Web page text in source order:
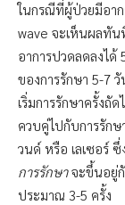
ในกรณีที่ผู้ป่วยมีอาก
wave จะเห็นผลทั
อาการปวดลดลงได้
ของการรักษา 5-7
เริ่มการรักษาครั้งถั
ควบคู่ไปกับการรัก
วนด์ หรือ เลเซอร์ ซึ่
การรักษาจะขึ้นอยู่กั
ประมาณ 3-5 ครั้ง